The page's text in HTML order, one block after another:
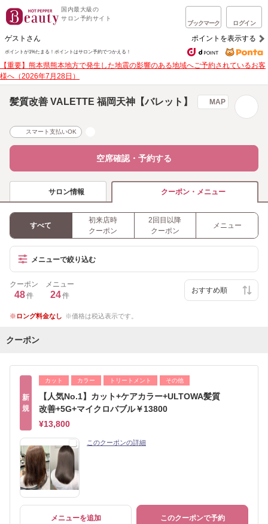
国内最大級の
サロン予約サイト
ブックマーク ログイン
ゲストさん ポイントを表示する
ポイントが1%たまる！ ポイントはサロン予約でつかえる！
【重要】熊本県熊本地方で発生した地震の影響のある地域へご予約されているお客
様へ（2026年7月28日）
髪質改善 VALETTE 福岡天神【バレット】 MAP
スマート支払いOK
空席確認・予約する
サロン情報 クーポン・メニュー
すべて
初来店時
クーポン
2回目以降
クーポン
メニュー
メニューで絞り込む
クーポン
48件
メニュー
24件
ロング料金なし 価格は税込表示です。
クーポン
新
規
カット カラー トリートメント その他
【人気No.1】カット+ケアカラー+ULTOWA髪質
改善+5G+マイクロバブル￥13800
¥13,800
このクーポンの詳細
メニューを追加 このクーポンで予約